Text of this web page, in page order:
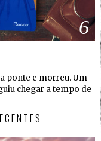
6
ponte e morreu. Um
chegar a tempo de